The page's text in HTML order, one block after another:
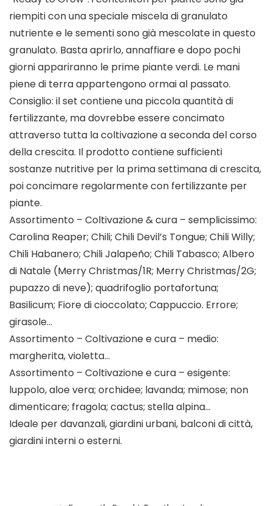
riempiti con una speciale miscela di granulato
nutriente e le sementi sono già mescolate in questo
granulato. Basta aprirlo, annaffiare e dopo pochi
giorni appariranno le prime piante verdi. Le mani
piene di terra appartengono ormai al passato.
Consiglio: il set contiene una piccola quantità di
fertilizzante, ma dovrebbe essere concimato
attraverso tutta la coltivazione a seconda del corso
della crescita. Il prodotto contiene sufficienti
sostanze nutritive per la prima settimana di crescita,
poi concimare regolarmente con fertilizzante per
piante.
Assortimento – Coltivazione & cura – semplicissimo:
Carolina Reaper; Chili; Chili Devil’s Tongue; Chili Willy;
Chili Habanero; Chili Jalapeño; Chili Tabasco; Albero
di Natale (Merry Christmas/1R; Merry Christmas/2G;
pupazzo di neve); quadrifoglio portafortuna;
Basilicum; Fiore di cioccolato; Cappuccio. Errore;
girasole…
Assortimento – Coltivazione e cura – medio:
margherita, violetta…
Assortimento – Coltivazione e cura – esigente:
luppolo, aloe vera; orchidee; lavanda; mimose; non
dimenticare; fragola; cactus; stella alpina…
Ideale per davanzali, giardini urbani, balconi di città,
giardini interni o esterni.